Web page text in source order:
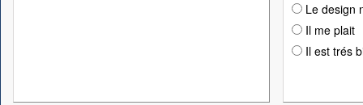
Le design
Il me plait
Il est trés